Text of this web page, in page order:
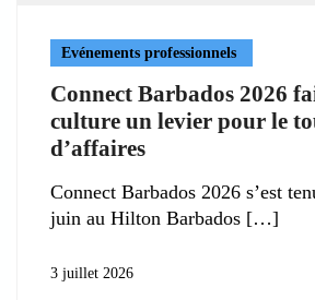
Evénements professionnels
Connect Barbados 2026
culture un levier pour le
d’affaires
Connect Barbados 2026 s’est
juin au Hilton Barbados
3 juillet 2026